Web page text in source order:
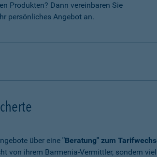
Produkten? Dann vereinbaren Sie
persönliches Angebot an.
über eine "Beratung" zum
von ihrem Barmenia-Vermittler, sondern